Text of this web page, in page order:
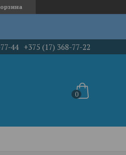
44 +375 (17) 368-77-22